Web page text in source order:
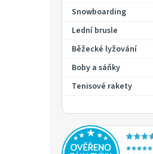
Snowboarding
Lední brusle
Běžecké lyžování
Boby a sáňky
Tenisové rakety